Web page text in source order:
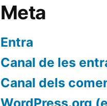
Meta
Entra
Canal de les
Canal dels
WordPress.org